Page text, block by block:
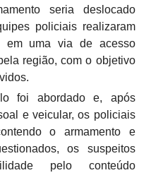
seria deslocado
policiais realizaram
em uma via de acesso
região, com o objetivo
foi abordado e, após
e veicular, os policiais
o armamento e
os suspeitos
pelo conteúdo